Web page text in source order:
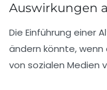
Auswirkungen
Die Einführung einer
ändern könnte,
von sozialen Medien